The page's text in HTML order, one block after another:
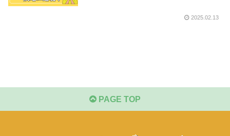
2025.02.13
PAGE TOP